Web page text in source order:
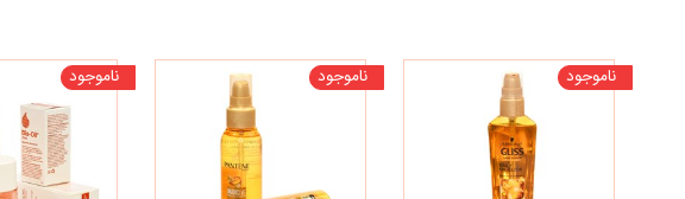
ناموجود ناموجود ناموجود